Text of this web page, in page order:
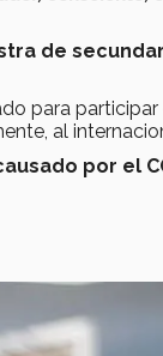
de
para
al
por el